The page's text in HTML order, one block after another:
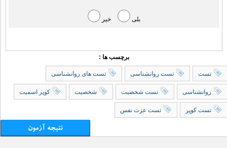
بلی خیر
برچسب ها :
تست تست روانشناسی تست های روانشناسی
روانشناسی تست شخصیت شخصیت کوپر اسمیت
تست کوپر تست عزت نفس
نتیجه آزمون